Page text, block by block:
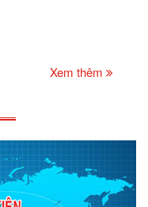
Xem thêm